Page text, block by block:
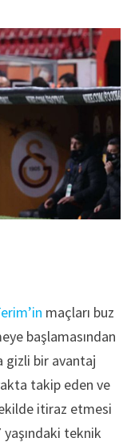
maçları buz
başlamasından
gizli bir avantaj
takip eden ve
itiraz etmesi
yaşındaki teknik